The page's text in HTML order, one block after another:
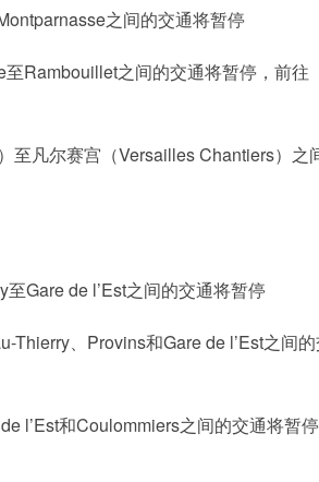
之间的交通将暂停
至Rambouillet之间的交通将暂停，前往
至凡尔赛宫（Versailles Chantiers）之
至Gare de l’Est之间的交通将暂停
Thierry、Provins和Gare de l’Est之间
l’Est和Coulommiers之间的交通将暂停